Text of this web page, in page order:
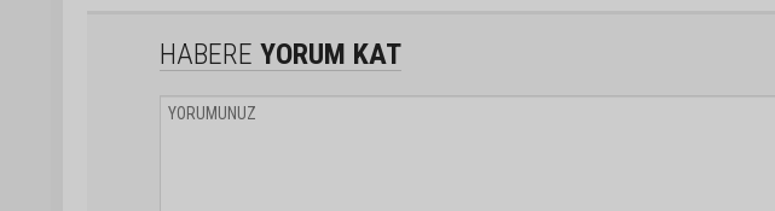
HABERE YORUM KAT